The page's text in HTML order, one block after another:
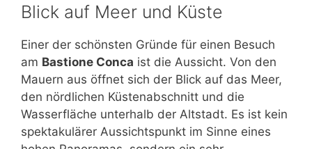
Blick auf Meer und Küste
Einer der schönsten Gründe für einen Besuch
am Bastione Conca ist die Aussicht. Von den
Mauern aus öffnet sich der Blick auf das Meer,
den nördlichen Küstenabschnitt und die
Wasserfläche unterhalb der Altstadt. Es ist kein
spektakulärer Aussichtspunkt im Sinne eines